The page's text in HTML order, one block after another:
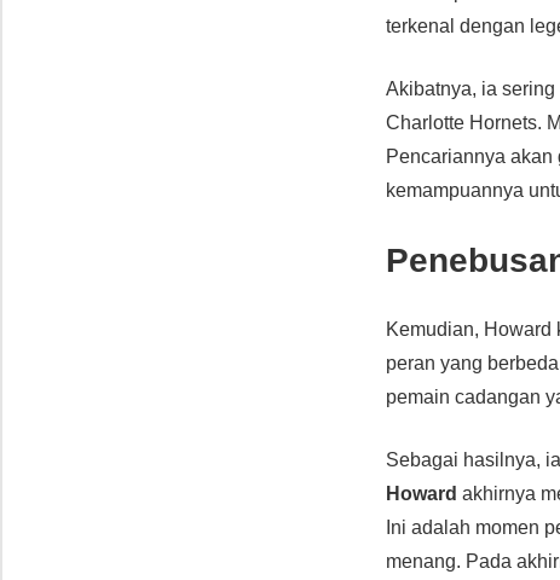
terkenal dengan
Akibatnya, ia
Charlotte Hornets.
Pencariannya
kemampuannya
Kemudian, Howard
peran yang
pemain cadangan
Sebagai hasilnya,
Howard akhirnya
Ini adalah momen
menang. Pada